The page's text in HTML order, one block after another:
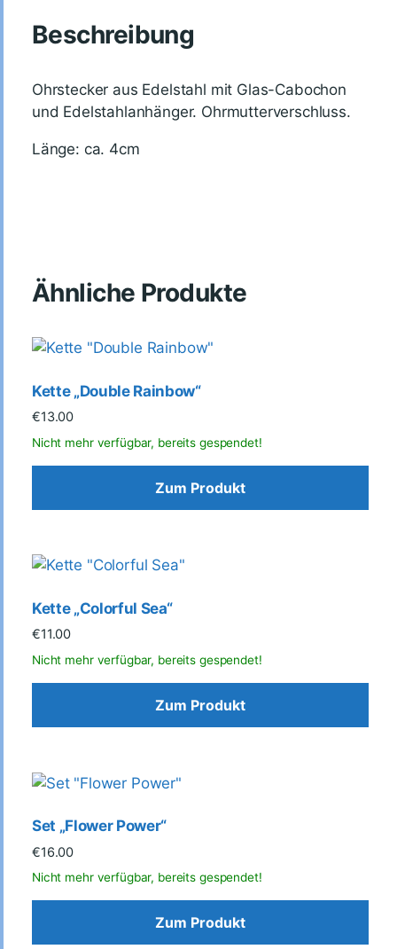
Beschreibung
Ohrstecker aus Edelstahl mit Glas-Cabochon
und Edelstahlanhänger. Ohrmutterverschluss.
Länge: ca. 4cm
Ähnliche Produkte
Kette „Double Rainbow“
€13.00
Zum Produkt
Kette „Colorful Sea“
€11.00
Zum Produkt
Set „Flower Power“
€16.00
Zum Produkt